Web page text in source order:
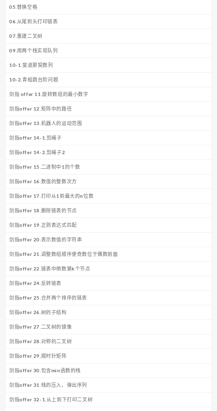
05.替换空格
06.从尾到头打印链表
07.重建二叉树
09.用两个栈实现队列
10-1.斐波那契数列
10-2.青蛙跳台阶问题
剑指 offer 11.旋转数组的最小数字
剑指offer 12.矩阵中的路径
剑指offer 13.机器人的运动范围
剑指offer 14-1.剪绳子
剑指offer 14-2.剪绳子2
剑指offer 15.二进制中1的个数
剑指offer 16.数值的整数次方
剑指offer 17.打印从1到最大的n位数
剑指offer 18.删除链表的节点
剑指offer 19.正则表达式匹配
剑指offer 20.表示数值的字符串
剑指offer 21.调整数组顺序使奇数位于偶数前面
剑指offer 22.链表中倒数第k个节点
剑指offer 24.反转链表
剑指offer 25.合并两个排序的链表
剑指offer 26.树的子结构
剑指offer 27.二叉树的镜像
剑指offer 28.对称的二叉树
剑指offer 29.顺时针矩阵
剑指offer 30.包含min函数的栈
剑指offer 31.栈的压入、弹出序列
剑指offer 32-1.从上到下打印二叉树